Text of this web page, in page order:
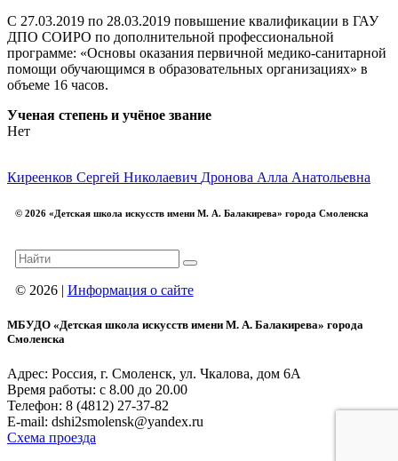
С 27.03.2019 по 28.03.2019 повышение квалификации в ГАУ
ДПО СОИРО по дополнительной профессиональной
программе: «Основы оказания первичной медико-санитарной
помощи обучающимся в образовательных организациях» в
объеме 16 часов.
Ученая степень и учёное звание
Нет
Киреенков Сергей Николаевич Дронова Алла Анатольевна
© 2026 «Детская школа искусств имени М. А. Балакирева» города Смоленска
© 2026 | Информация о сайте
МБУДО «Детская школа искусств имени М. А. Балакирева» города
Смоленска
Адрес: Россия, г. Смоленск, ул. Чкалова, дом 6А
Время работы: с 8.00 до 20.00
Телефон: 8 (4812) 27-37-82
E-mail: dshi2smolensk@yandex.ru
Схема проезда